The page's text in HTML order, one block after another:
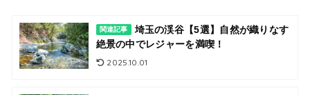
関連記事
埼玉の渓谷【5選】自然が織りなす
絶景の中でレジャーを満喫！
2025.10.01